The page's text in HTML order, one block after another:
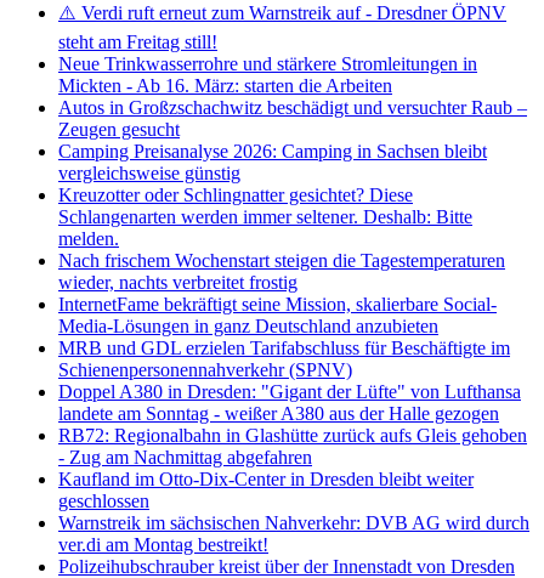
⚠️ Verdi ruft erneut zum Warnstreik auf - Dresdner ÖPNV
steht am Freitag still!
Neue Trinkwasserrohre und stärkere Stromleitungen in
Mickten - Ab 16. März: starten die Arbeiten
Autos in Großzschachwitz beschädigt und versuchter Raub –
Zeugen gesucht
Camping Preisanalyse 2026: Camping in Sachsen bleibt
vergleichsweise günstig
Kreuzotter oder Schlingnatter gesichtet? Diese
Schlangenarten werden immer seltener. Deshalb: Bitte
melden.
Nach frischem Wochenstart steigen die Tagestemperaturen
wieder, nachts verbreitet frostig
InternetFame bekräftigt seine Mission, skalierbare Social-
Media-Lösungen in ganz Deutschland anzubieten
MRB und GDL erzielen Tarifabschluss für Beschäftigte im
Schienenpersonennahverkehr (SPNV)
Doppel A380 in Dresden: "Gigant der Lüfte" von Lufthansa
landete am Sonntag - weißer A380 aus der Halle gezogen
RB72: Regionalbahn in Glashütte zurück aufs Gleis gehoben
- Zug am Nachmittag abgefahren
Kaufland im Otto-Dix-Center in Dresden bleibt weiter
geschlossen
Warnstreik im sächsischen Nahverkehr: DVB AG wird durch
ver.di am Montag bestreikt!
Polizeihubschrauber kreist über der Innenstadt von Dresden